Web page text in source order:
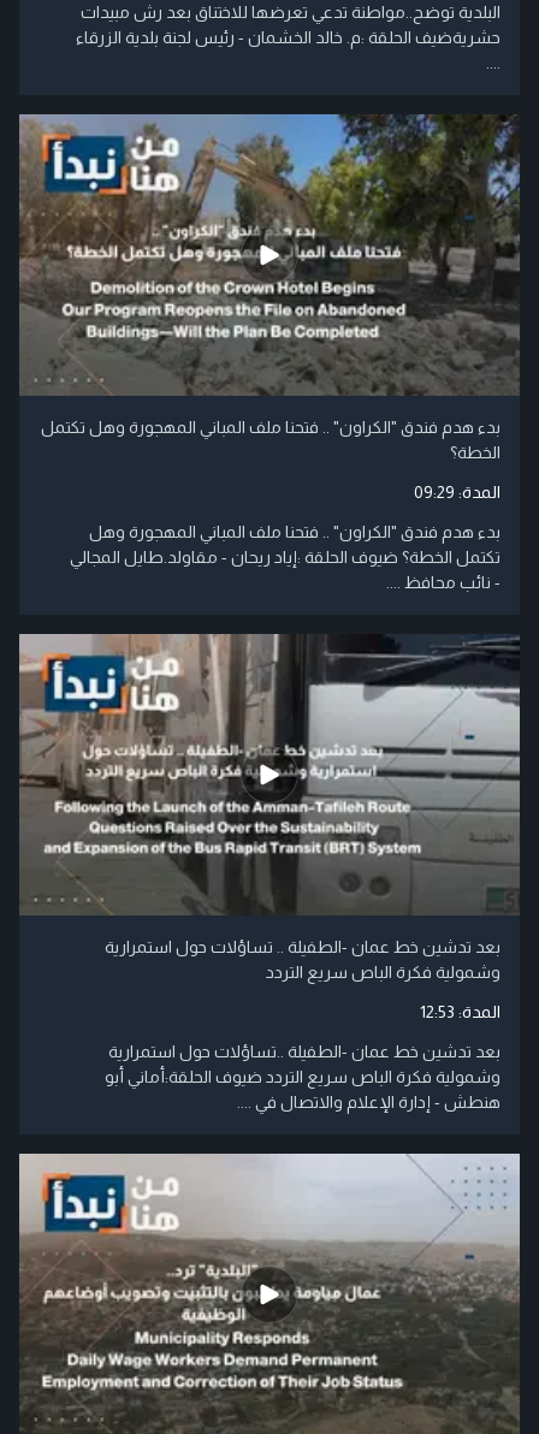
البلدية توضح..مواطنة تدعي تعرضها للاختناق بعد رش مبيدات
حشريةضيف الحلقة :م. خالد الخشمان - رئيس لجنة بلدية الزرقاء
بدء هدم فندق "الكراون" .. فتحنا ملف المباني المهجورة وهل تكتمل
الخطة؟
المدة: 09:29
بدء هدم فندق "الكراون" .. فتحنا ملف المباني المهجورة وهل
تكتمل الخطة؟ ضيوف الحلقة :إياد ريحان - مقاولد.طايل المجالي
- نائب محافظ ....
بعد تدشين خط عمان -الطفيلة .. تساؤلات حول استمرارية
وشمولية فكرة الباص سريع التردد
المدة: 12:53
بعد تدشين خط عمان -الطفيلة ..تساؤلات حول استمرارية
وشمولية فكرة الباص سريع التردد ضيوف الحلقة:أماني أبو
هنطش - إدارة الإعلام والاتصال في ....